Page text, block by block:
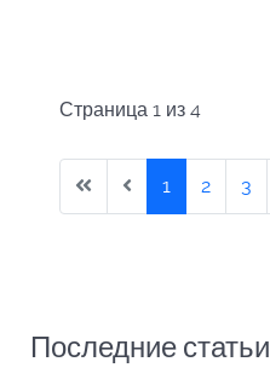
Страница 1 из 4
1 2 3
Последние статьи